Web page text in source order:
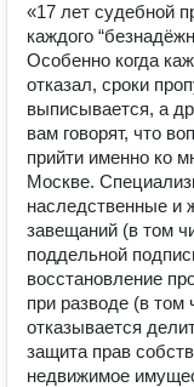
«17 лет судебной
каждого
Особенно когда
отказал, сроки
выписывается, а
вам говорят, что
прийти именно ко
Москве.
наследственные и
завещаний (в том
поддельной
восстановление
при разводе (в
отказывается
защита прав
недвижимое